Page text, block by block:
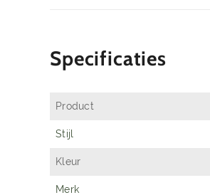
Specificaties
Product
Stijl
Kleur
Merk